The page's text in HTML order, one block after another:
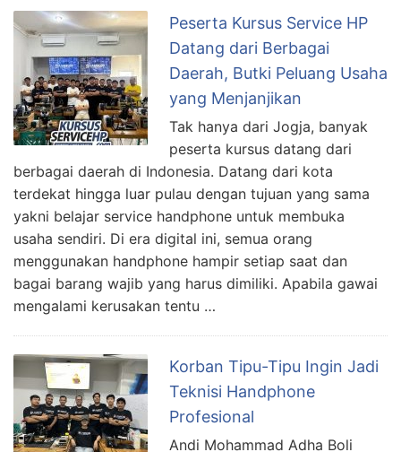
Peserta Kursus Service HP
Datang dari Berbagai
Daerah, Butki Peluang Usaha
yang Menjanjikan
Tak hanya dari Jogja, banyak
peserta kursus datang dari
berbagai daerah di Indonesia. Datang dari kota
terdekat hingga luar pulau dengan tujuan yang sama
yakni belajar service handphone untuk membuka
usaha sendiri. Di era digital ini, semua orang
menggunakan handphone hampir setiap saat dan
bagai barang wajib yang harus dimiliki. Apabila gawai
mengalami kerusakan tentu …
Korban Tipu-Tipu Ingin Jadi
Teknisi Handphone
Profesional
Andi Mohammad Adha Boli